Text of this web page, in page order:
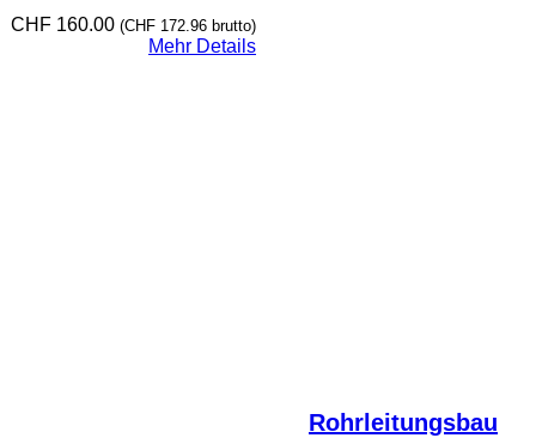
CHF160.00 (CHF172.96brutto)
Mehr Details
Rohrleitungsbau